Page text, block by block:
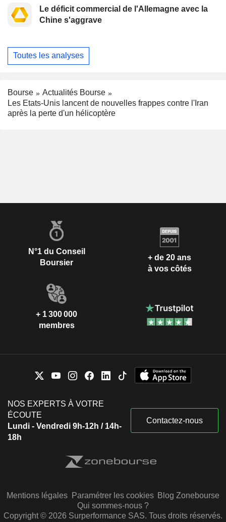
Le déficit commercial de l'Allemagne avec la
Chine s'aggrave
Toutes les analyses
Bourse
Actualités Bourse
Les Etats-Unis lancent de nouvelles frappes contre l'Iran
après la perte d'un hélicoptère
N°1 du Conseil
Boursier
+ de 20 ans
à vos côtés
+ 1 300 000
membres
NOS EXPERTS À VOTRE
ÉCOUTE
Lundi - Vendredi 9h-12h / 14h-
18h
Contactez-nous
Mentions légales Paramétrer les cookies Blog Zonebourse
Qui sommes-nous ?
Copyright © 2026 Surperformance SAS. Tous droits réservés.